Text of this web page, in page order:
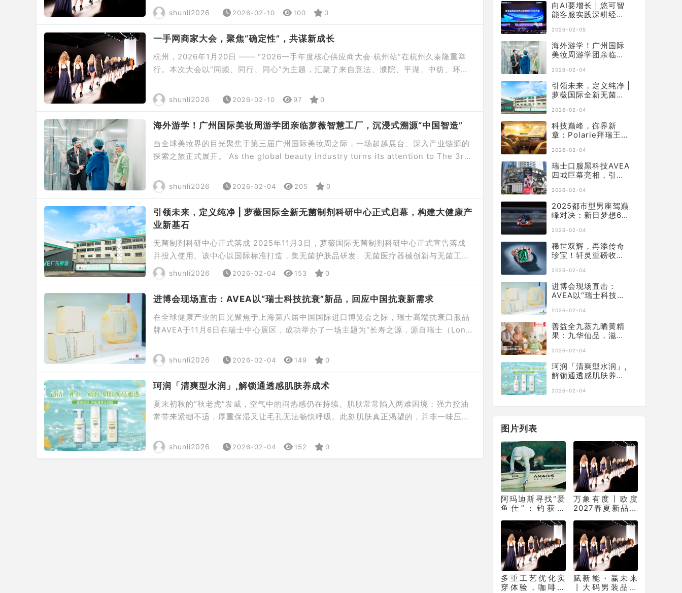
业钓鱼服也从普通工装升维为集防护、功能与身份认同于一体的“高科技作战服”。而作为
国内首个专业钓鱼服品牌，阿玛迪斯正是这场专业装备革命的中心。 深耕赛事 […]
shunli2026 2026-02-10 100 0
一手网商家大会，聚焦“确定性”，共谋新成长
杭州，2026年1月20日 —— “2026一手年度核心供应商大会·杭州站”在杭州久泰隆重举
行。本次大会以“同频、同行、同心”为主题，汇聚了来自意法、濮院、平湖、中纺、环北
雨兼程，展望2026年的确定性与新增长。 大会在温馨而充满力量的氛围中拉开帷幕。一
手平台创始人兼CEO伯牙首先登台，以“共识比单纯的对错更有力量”为 […]
shunli2026 2026-02-10 97 0
海外游学！广州国际美妆周游学团亲临萝薇智慧工厂，沉浸式溯源“中国智造”
当全球美妆界的目光聚焦于第三届广州国际美妆周之际，一场超越展台、深入产业链源的
探索之旅正式展开。 As the global beauty industry turns its attention to The 3rd
ibition booths an […]
shunli2026 2026-02-04 205 0
引领未来，定义纯净 | 萝薇国际全新无菌制剂科研中心正式启幕，构建大健康产
业新基石
无菌制剂科研中心正式落成 2025年11月3日，萝薇国际无菌制剂科研中心正式宣告落成
并投入使用。该中心以国际标准打造，集无菌护肤品研发、无菌医疗器械创新与无菌工艺
开发于一体，标志着萝薇国际在生命科学与健康产品领域迈入全新的发展阶段。 一、三位
一体，全链赋能 无菌护肤品开发 聚焦高活性、高功效成分的应用难题，重点攻克无菌灌
装技术与成分稳定性两大核心，重新定义护肤领域“有效且安全”的新标准。 无菌医疗 […]
shunli2026 2026-02-04 153 0
进博会现场直击：AVEA以“瑞士科技抗衰”新品，回应中国抗衰新需求
在全球健康产业的目光聚焦于上海第八届中国国际进口博览会之际，瑞士高端抗衰口服品
牌AVEA于11月6日在瑞士中心展区，成功举办了一场主题为“长寿之源，源自瑞士（Long
会，向中国市场系统性地阐释了其“重新定义衰老（Redefine Ageing）”的科学哲学。
从瑞士实验室到中国会场：一场关于 […]
shunli2026 2026-02-04 149 0
珂润「清爽型水润」,解锁通透感肌肤养成术
夏末初秋的“秋老虎”发威，空气中的闷热感仍在持续。肌肤常常陷入两难困境：强力控油
常带来紧绷不适，厚重保湿又让毛孔无法畅快呼吸。此刻肌肤真正渴望的，并非一味压制
él珂润控油保湿系列，以精准水油平衡为核心，通过温和而有效的肌肤护理，开启专属的
「清爽型水润」通道，帮助油性敏感肌解决因过多出油导致的粗糙烦恼，让油光隐退的同
shunli2026 2026-02-04 152 0
向AI要增长 | 悠可智
能客服实践深耕经
2026-02-05
海外游学！广州国际
美妆周游学团亲临萝
溯源“中国智造”
2026-02-04
引领未来，定义纯净 |
萝薇国际全新无菌制
幕，构建大健康产业
新基石
2026-02-04
科技巅峰，御界新
章：Polarie拜瑞王者
膜行业标准
2026-02-04
瑞士口服黑科技AVEA
四城巨幕亮相，引领
2026-02-04
2025都市型男座驾巅
峰对决：新日梦想6何
2026-02-04
稀世双辉，再添传奇
珍宝！轩灵重磅收藏
盖尔粉钻瑰宝-
「Diana」戒指
2026-02-04
进博会现场直击：
AVEA以“瑞士科技抗
衰新需求
2026-02-04
善益全九蒸九晒黄精
果：九华仙品，滋养
2026-02-04
珂润「清爽型水润」,
解锁通透感肌肤养成
2026-02-04
图片列表
阿玛迪斯寻找“爱
鱼仕”：钓获放
的终极浪漫
万象有度丨欧度
2027春夏新品订
配新表达
多重工艺优化实
穿体验，咖啡姐
赋新能・赢未来
丨大码男装品牌